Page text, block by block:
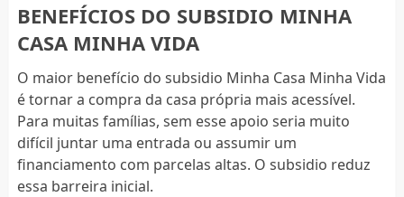
BENEFÍCIOS DO SUBSIDIO MINHA
CASA MINHA VIDA
O maior benefício do subsidio Minha Casa Minha Vida
é tornar a compra da casa própria mais acessível.
Para muitas famílias, sem esse apoio seria muito
difícil juntar uma entrada ou assumir um
financiamento com parcelas altas. O subsidio reduz
essa barreira inicial.